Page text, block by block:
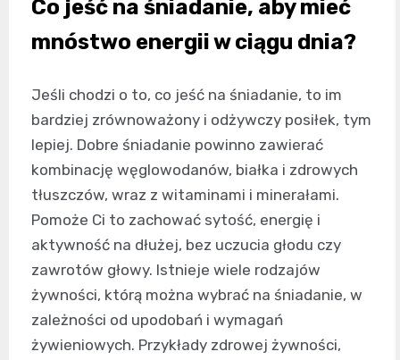
Co jeść na śniadanie, aby mieć
mnóstwo energii w ciągu dnia?
Jeśli chodzi o to, co jeść na śniadanie, to im
bardziej zrównoważony i odżywczy posiłek, tym
lepiej. Dobre śniadanie powinno zawierać
kombinację węglowodanów, białka i zdrowych
tłuszczów, wraz z witaminami i minerałami.
Pomoże Ci to zachować sytość, energię i
aktywność na dłużej, bez uczucia głodu czy
zawrotów głowy. Istnieje wiele rodzajów
żywności, którą można wybrać na śniadanie, w
zależności od upodobań i wymagań
żywieniowych. Przykłady zdrowej żywności,